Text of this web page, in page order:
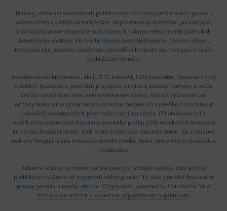
Textový, video ani audio obsah publikovaný na tomto portálu slouží pouze k
informačním a vzdělávacím účelům. Nepředstavuje investiční poradenství,
individualizované doporučení ani výzvu k nákupu nebo prodeji jakéhokoli
investičního nástroje. Při tvorbě obsahu nezohledňujeme finanční situaci,
investiční cíle, znalosti, zkušenosti, investiční horizont ani toleranci k riziku
konkrétního čtenáře.
Investování do kryptoměn, akcií, ETF, komodit, CFD kontraktů, binárních opcí
a dalších finančních produktů je spojeno s rizikem kolísání hodnoty a může
vést ke ztrátě části nebo celé investované částky. Minulá výkonnost ani
odhady budoucího vývoje nejsou zárukou budoucích výsledků a návratnost
původně investovaných prostředků není zaručena. Při obchodování s
rozdílovými smlouvami dochází u vysokého podílu účtů retailových investorů
ke vzniku finanční ztráty. Měli byste zvážit, zda rozumíte tomu, jak rozdílové
smlouvy fungují, a zda si můžete dovolit vysoké riziko ztráty svých finančních
prostředků.
Některé odkazy na tomto portálu jsou tzv. affiliate odkazy, díky jejichž
prokliknutí můžeme od inzerentů získat provizi. Ta nám pomáhá financovat
provoz portálu a tvorbu obsahu. Crypto data powered by CoinGecko Více
informací o rizicích a vyloučení odpovědnosti najdete zde